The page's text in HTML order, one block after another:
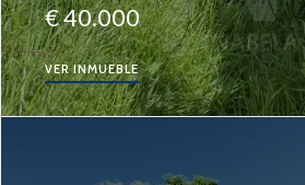
€ 40.000
VER INMUEBLE